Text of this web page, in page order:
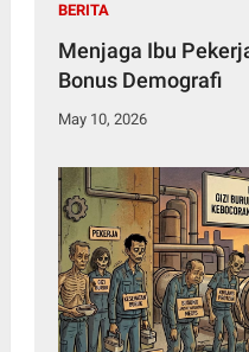
BERITA
Menjaga Ibu
Bonus Demografi
May 10, 2026